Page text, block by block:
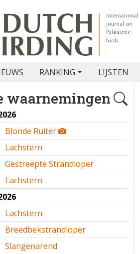
RANKING LIJSTEN
waarnemingen
Blonde Ruiter
Lachstern
Gestreepte Strandloper
Lachstern
Lachstern
Breedbekstrandloper
Slangenarend